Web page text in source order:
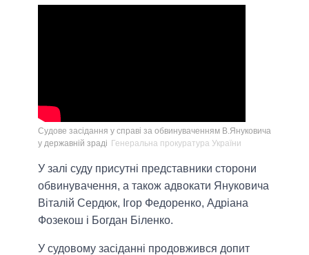
Судове засідання у справі за обвинуваченням В.Януковича
у державній зраді Генеральна прокуратура України
У залі суду присутні представники сторони
обвинувачення, а також адвокати Януковича
Віталій Сердюк, Ігор Федоренко, Адріана
Фозекош і Богдан Біленко.
У судовому засіданні продовжився допит